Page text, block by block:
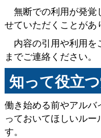
無断での利用が発覚
せていただくことがあ
内容の引用や利用を
までご連絡ください。
知って役立
働き始める前やアル
っておいてほしいル
す。